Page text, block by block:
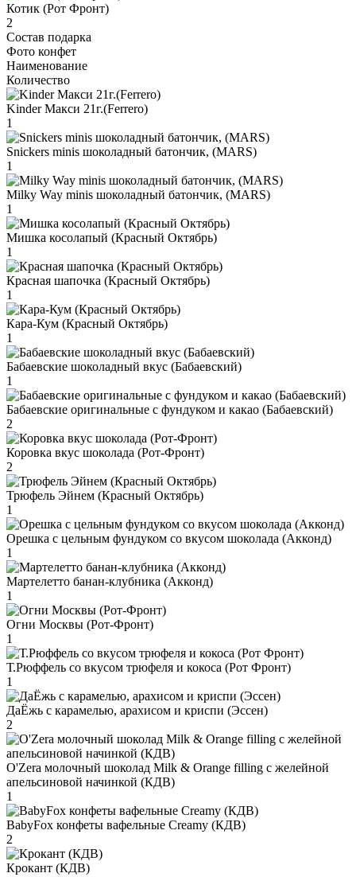
Котик (Рот Фронт)
2
Состав подарка
Фото конфет
Наименование
Количество
Kinder Макси 21г.(Ferrero)
1
Snickers minis шоколадный батончик, (MARS)
1
Milky Way minis шоколадный батончик, (MARS)
1
Мишка косолапый (Красный Октябрь)
1
Красная шапочка (Красный Октябрь)
1
Кара-Кум (Красный Октябрь)
1
Бабаевские шоколадный вкус (Бабаевский)
1
Бабаевские оригинальные с фундуком и какао (Бабаевский)
2
Коровка вкус шоколада (Рот-Фронт)
2
Трюфель Эйнем (Красный Октябрь)
1
Орешка с цельным фундуком со вкусом шоколада (Акконд)
1
Мартелетто банан-клубника (Акконд)
1
Огни Москвы (Рот-Фронт)
1
Т.Рюффель со вкусом трюфеля и кокоса (Рот Фронт)
1
ДаЁжь с карамелью, арахисом и криспи (Эссен)
2
O'Zera молочный шоколад Milk & Orange filling с желейной
апельсиновой начинкой (КДВ)
1
BabyFox конфеты вафельные Creamy (КДВ)
2
Крокант (КДВ)